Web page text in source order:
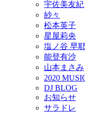
宇佐美友紀
紗々
松本英子
星屋莉央
塩ノ谷 早
能登有沙
山本まさみ
2020
DJ BLOG
お知らせ
サラドレ